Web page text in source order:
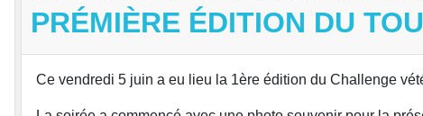
PRÉMIÈRE ÉDITION DU
Ce vendredi 5 juin a eu lieu la 1ère édition du Challenge